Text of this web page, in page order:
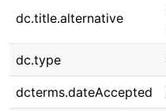
dc.title.alternative
dc.type
dcterms.dateAccepted